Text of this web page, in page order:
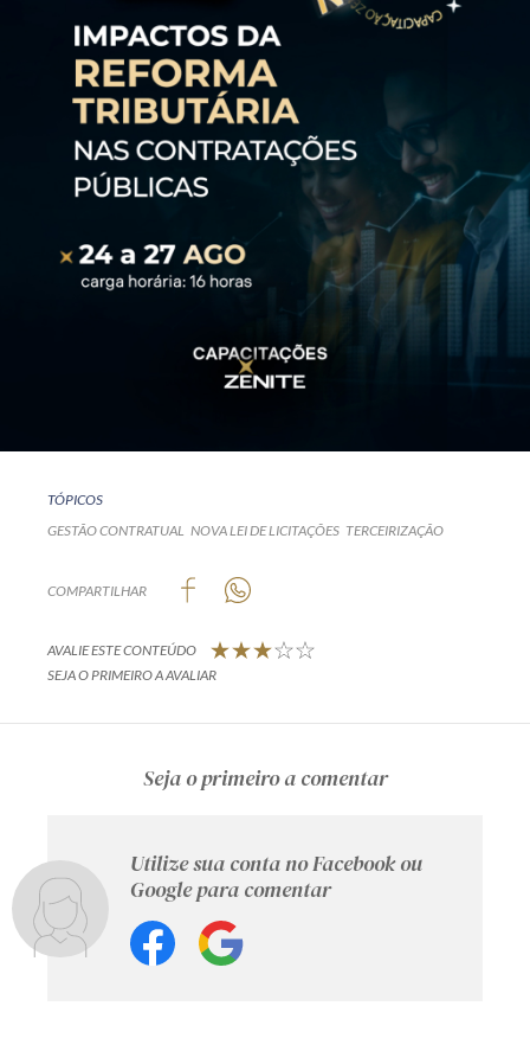
TÓPICOS
GESTÃO CONTRATUAL NOVA LEI DE LICITAÇÕES TERCEIRIZAÇÃO
COMPARTILHAR
AVALIE ESTE CONTEÚDO
SEJA O PRIMEIRO A AVALIAR
Seja o primeiro a comentar
Utilize sua conta no Facebook ou
Google para comentar